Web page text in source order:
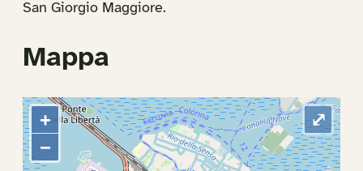
San Giorgio Maggiore.
Mappa